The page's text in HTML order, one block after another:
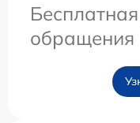
обращения